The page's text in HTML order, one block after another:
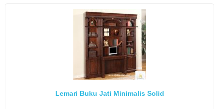
Lemari Buku Jati Minimalis Solid